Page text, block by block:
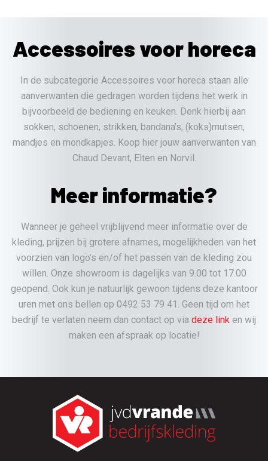
Accessoires voor horeca
In de subcategorie Accessoires voor horeca staan alle
aanverwanten die gedragen worden tijdens het werk in
bijvoorbeeld de bediening en keuken. Denk hierbij aan
sokken, schoenen, strikken, bandana’s, (koks)mutsen,
mandjes en mondkapjes. Koop hier jouw aanverwanten van
Chaud Devant, Elten en Norvil.
Meer informatie?
Wanneer je geheel vrijblijvend meer informatie over de
kleding, prijzen bij grotere afnames, mogelijkheden van het
voorzien van logo’s en/of het passen van de kleding zou
willen. Onze showroom is dagelijks van 9.00 tot 17.00
geopend. Ook kun je natuurlijk gewoon tijdens deze kantoor
uren met ons bellen op 0492 53 79 41. Geen tijd om het
bedrijf te verlaten neem dan contact op via deze link en wij
maken een afspraak op locatie!